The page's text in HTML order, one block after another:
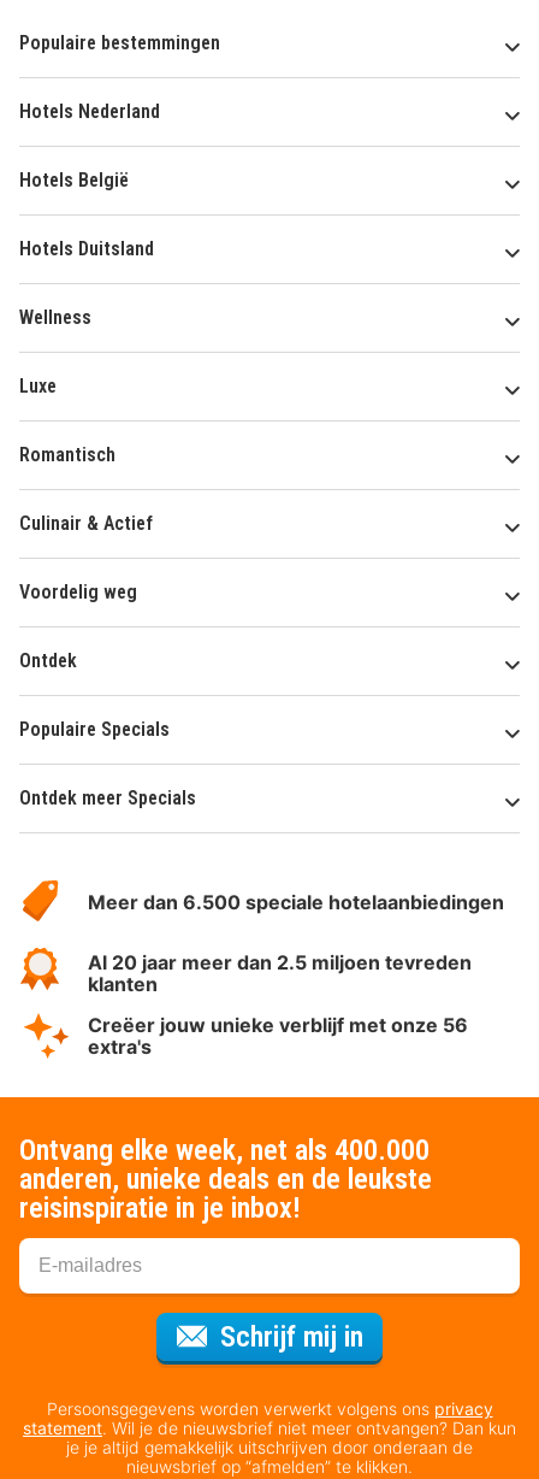
Populaire bestemmingen
Hotels Nederland
Hotels België
Hotels Duitsland
Wellness
Luxe
Romantisch
Culinair & Actief
Voordelig weg
Ontdek
Populaire Specials
Ontdek meer Specials
HotelSpecials
Meer dan 6.500 speciale hotelaanbiedingen
Al 20 jaar meer dan 2.5 miljoen tevreden
klanten
Creëer jouw unieke verblijf met onze 56
extra's
Ontvang elke week, net als 400.000
anderen, unieke deals en de leukste
reisinspiratie in je inbox!
Schrijf mij in
Persoonsgegevens worden verwerkt volgens ons privacy
statement. Wil je de nieuwsbrief niet meer ontvangen? Dan kun
je je altijd gemakkelijk uitschrijven door onderaan de
nieuwsbrief op “afmelden” te klikken.